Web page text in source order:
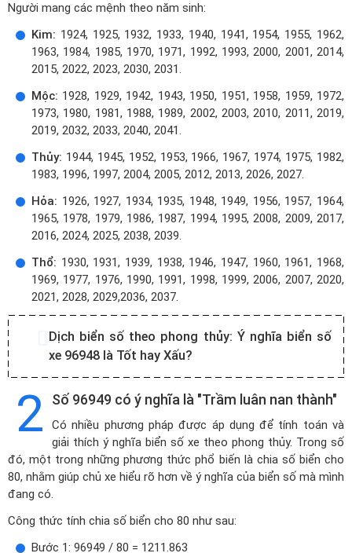
Người mang các mệnh theo năm sinh:
Kim: 1924, 1925, 1932, 1933, 1940, 1941, 1954, 1955, 1962,
1963, 1984, 1985, 1970, 1971, 1992, 1993, 2000, 2001, 2014,
2015, 2022, 2023, 2030, 2031.
Mộc: 1928, 1929, 1942, 1943, 1950, 1951, 1958, 1959, 1972,
1973, 1980, 1981, 1988, 1989, 2002, 2003, 2010, 2011, 2019,
2019, 2032, 2033, 2040, 2041.
Thủy: 1944, 1945, 1952, 1953, 1966, 1967, 1974, 1975, 1982,
1983, 1996, 1997, 2004, 2005, 2012, 2013, 2026, 2027.
Hỏa: 1926, 1927, 1934, 1935, 1948, 1949, 1956, 1957, 1964,
1965, 1978, 1979, 1986, 1987, 1994, 1995, 2008, 2009, 2017,
2016, 2024, 2025, 2038, 2039.
Thổ: 1930, 1931, 1939, 1938, 1946, 1947, 1960, 1961, 1968,
1969, 1977, 1976, 1990, 1991, 1998, 1999, 2006, 2007, 2020,
2021, 2028, 2029,2036, 2037.
Dịch biển số theo phong thủy: Ý nghĩa biển số
xe 96948 là Tốt hay Xấu?
2 Số 96949 có ý nghĩa là "Trầm luân nan thành"
Có nhiều phương pháp được áp dụng để tính toán và
giải thích ý nghĩa biển số xe theo phong thủy. Trong số
đó, một trong những phương thức phổ biến là chia số biển cho
80, nhằm giúp chủ xe hiểu rõ hơn về ý nghĩa của biển số mà mình
đang có.
Công thức tính chia số biển cho 80 như sau:
Bước 1: 96949 / 80 = 1211.863